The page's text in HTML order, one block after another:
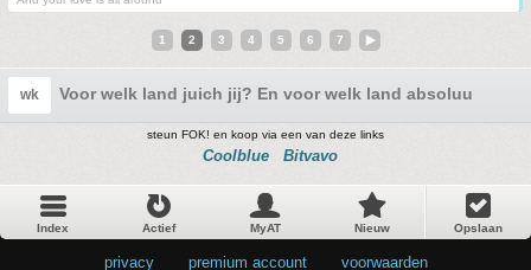
1 2 3 4 5 6 7
wk Voor welk land juich jij? En voor welk land absoluut niet?
steun FOK! en koop via een van deze links
Coolblue Bitvavo
Index Actief MyAT Nieuw Opslaan
privacy premium account voorwaarden